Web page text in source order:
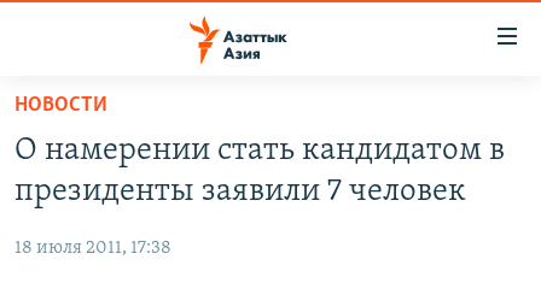
Вернуться
основному
содержанию
Вернутся
КАЗАХСТАН
УЗБЕКИСТАН
ВОЙНА В УКРАИНЕ
НА ДРУГИХ ЯЗЫКАХ
НОВОСТИ
О намерении стать кандидатом в
президенты заявили 7 человек
18 июля 2011, 17:38